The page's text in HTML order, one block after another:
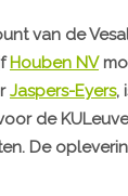
van de
Houben NV
Jaspers-Eyers,
de
De